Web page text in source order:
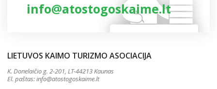
info@atostogoskaime.lt
LIETUVOS KAIMO TURIZMO ASOCIACIJA
K. Donelaičio g. 2-201, LT-44213 Kaunas
El. paštas:info@atostogoskaime.lt